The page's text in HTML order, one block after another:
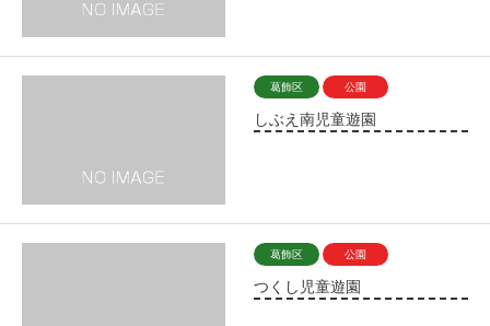
葛飾区 公園
しぶえ南児童遊園
葛飾区 公園
つくし児童遊園